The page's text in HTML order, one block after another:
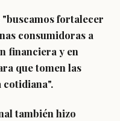
"buscamos fortalecer
consumidoras a
financiera y en
que tomen las
cotidiana".
también hizo